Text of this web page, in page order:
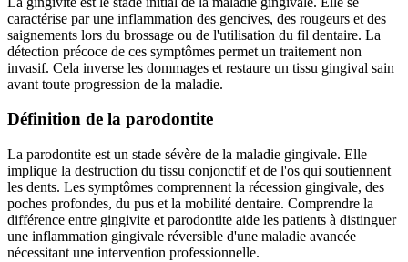
caractérise par une inflammation des gencives, des rougeurs et des
saignements lors du brossage ou de l'utilisation du fil dentaire. La
détection précoce de ces symptômes permet un traitement non
invasif. Cela inverse les dommages et restaure un tissu gingival sain
avant toute progression de la maladie.
Définition de la parodontite
La parodontite est un stade sévère de la maladie gingivale. Elle
implique la destruction du tissu conjonctif et de l'os qui soutiennent
les dents. Les symptômes comprennent la récession gingivale, des
poches profondes, du pus et la mobilité dentaire. Comprendre la
différence entre gingivite et parodontite aide les patients à distinguer
une inflammation gingivale réversible d'une maladie avancée
nécessitant une intervention professionnelle.